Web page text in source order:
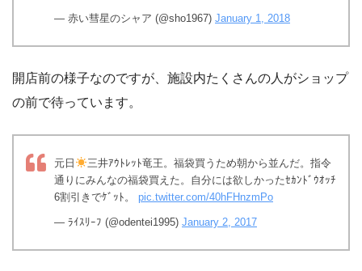
— 赤い彗星のシャア (@sho1967) January 1, 2018
開店前の様子なのですが、施設内たくさんの人がショップ
の前で待っています。
元日
三井ｱｳﾄﾚｯﾄ竜王。福袋買うため朝から並んだ。指令
通りにみんなの福袋買えた。自分には欲しかったｾｶﾝﾄﾞｳｵｯﾁ
6割引きでｹﾞｯﾄ。 pic.twitter.com/40hFHnzmPo
— ﾗｲｽﾘｰﾌ (@odentei1995) January 2, 2017